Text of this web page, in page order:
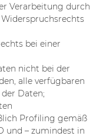
Verarbeitung durch
bei einer
nicht bei der
alle verfügbaren
Daten;
Profiling gemäß
und – zumindest in